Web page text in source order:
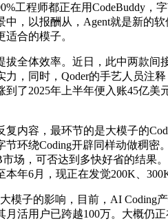
程师都正在用CodeBuddy，字
中，以报酬从，Agent就是新的
合的模子。
体效率。近日，此中两款间接
力，同时，Qoder的手艺人员注
到了2025年上半年便入账45亿美
容，最环节的是大模子的
节环绕Coding开辟同样动做稠密
市场，可否达到多快好省的结果
本年6月，现正在发觉200K、
子的影响，目前，AI Coding产
月活用户已跨越100万。大概仍